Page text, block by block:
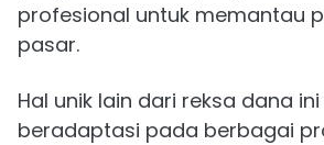
profesional untuk memantau
pasar.
Hal unik lain dari reksa dana
beradaptasi pada berbagai